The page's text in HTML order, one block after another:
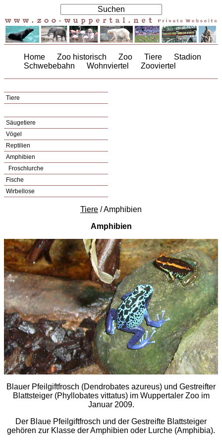
Home Zoo historisch Zoo Tiere
Stadion
Schwebebahn
Wohnviertel Zooviertel
Tiere
Säugetiere
Vögel
Reptilien
Amphibien
Froschlurche
Fische
Wirbellose
Tiere / Amphibien
Amphibien
Blauer Pfeilgiftfrosch (Dendrobates azureus) und Gestreifter
Blattsteiger (Phyllobates vittatus) im Wuppertaler Zoo im
Januar 2009.
Der Blaue Pfeilgiftfrosch und der Gestreifte Blattsteiger
gehören zur Klasse der Amphibien oder Lurche (Amphibia).